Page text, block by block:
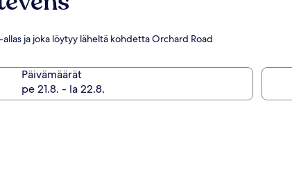
ja joka löytyy läheltä kohdetta Orchard Road
Päivämäärät